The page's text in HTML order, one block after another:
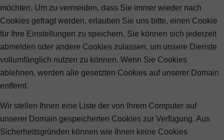
möchten. Um zu vermeiden, dass Sie immer wieder nach
Cookies gefragt werden, erlauben Sie uns bitte, einen Cookie
für Ihre Einstellungen zu speichern. Sie können sich jederzeit
abmelden oder andere Cookies zulassen, um unsere Dienste
vollumfänglich nutzen zu können. Wenn Sie Cookies
ablehnen, werden alle gesetzten Cookies auf unserer Domain
entfernt.
Wir stellen Ihnen eine Liste der von Ihrem Computer auf
unserer Domain gespeicherten Cookies zur Verfügung. Aus
Sicherheitsgründen können wie Ihnen keine Cookies